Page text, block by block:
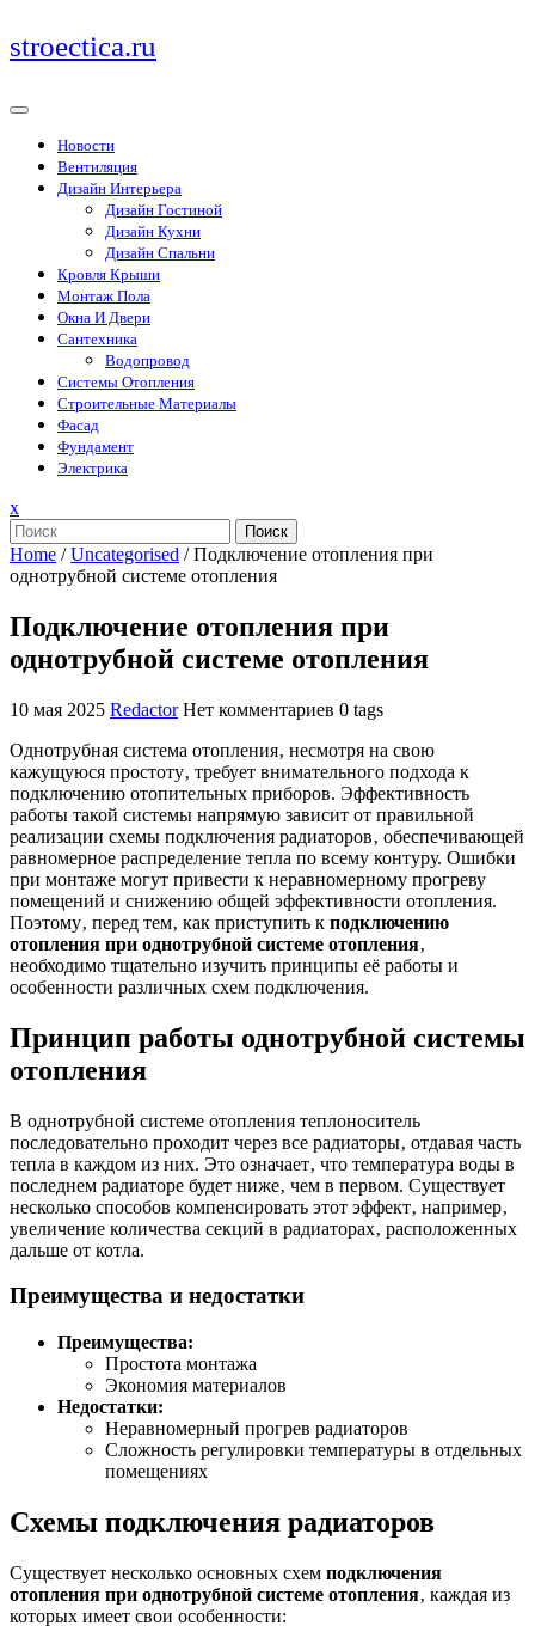
Перейти
к
stroectica.ru
Новости
Вентиляция
Дизайн Интерьера
Дизайн Гостиной
Дизайн Кухни
Дизайн Спальни
Кровля Крыши
Монтаж Пола
Окна И Двери
Сантехника
Водопровод
Системы Отопления
Строительные Материалы
Фасад
Фундамент
Электрика
xЗакрыть
меню
Поиск
Home /Uncategorised /Подключение отопления при
однотрубной системе отопления
Подключение отопления при
однотрубной системе отопления
10 мая 2025 Redactor Нет комментариев 0 tags
Однотрубная система отопления‚ несмотря на свою
кажущуюся простоту‚ требует внимательного подхода к
подключению отопительных приборов. Эффективность
работы такой системы напрямую зависит от правильной
реализации схемы подключения радиаторов‚ обеспечивающей
равномерное распределение тепла по всему контуру. Ошибки
при монтаже могут привести к неравномерному прогреву
помещений и снижению общей эффективности отопления.
Поэтому‚ перед тем‚ как приступить к подключению
отопления при однотрубной системе отопления‚
необходимо тщательно изучить принципы её работы и
особенности различных схем подключения.
Принцип работы однотрубной системы
отопления
В однотрубной системе отопления теплоноситель
последовательно проходит через все радиаторы‚ отдавая часть
тепла в каждом из них. Это означает‚ что температура воды в
последнем радиаторе будет ниже‚ чем в первом. Существует
несколько способов компенсировать этот эффект‚ например‚
увеличение количества секций в радиаторах‚ расположенных
дальше от котла.
Преимущества и недостатки
Преимущества:
Простота монтажа
Экономия материалов
Недостатки:
Неравномерный прогрев радиаторов
Сложность регулировки температуры в отдельных
помещениях
Схемы подключения радиаторов
Существует несколько основных схем подключения
отопления при однотрубной системе отопления‚ каждая из
которых имеет свои особенности: